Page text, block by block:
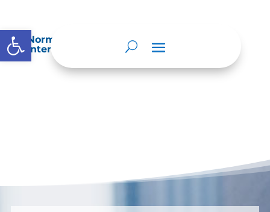
Abrir barra de herramientas
Normatividad especial que les aplique de
interés.